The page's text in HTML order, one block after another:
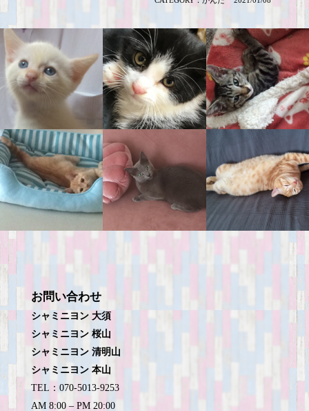
お問い合わせ
シャミニヨン 大須
シャミニヨン 桜山
シャミニヨン 清明山
シャミニヨン 本山
TEL：070-5013-9253
AM 8:00 – PM 20:00